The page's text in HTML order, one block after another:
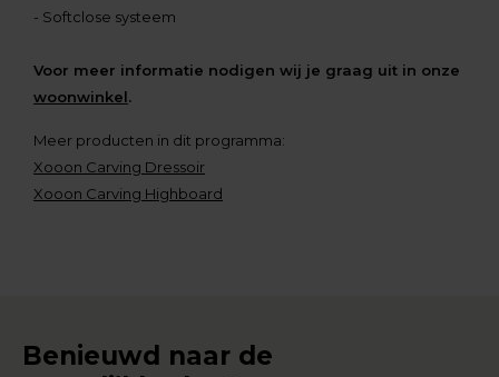
- Softclose systeem
Voor meer informatie nodigen wij je graag uit in onze
woonwinkel.
Meer producten in dit programma:
Xooon Carving Dressoir
Xooon Carving Highboard
Benieuwd naar de